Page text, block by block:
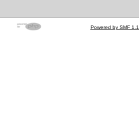
Powered by SMF